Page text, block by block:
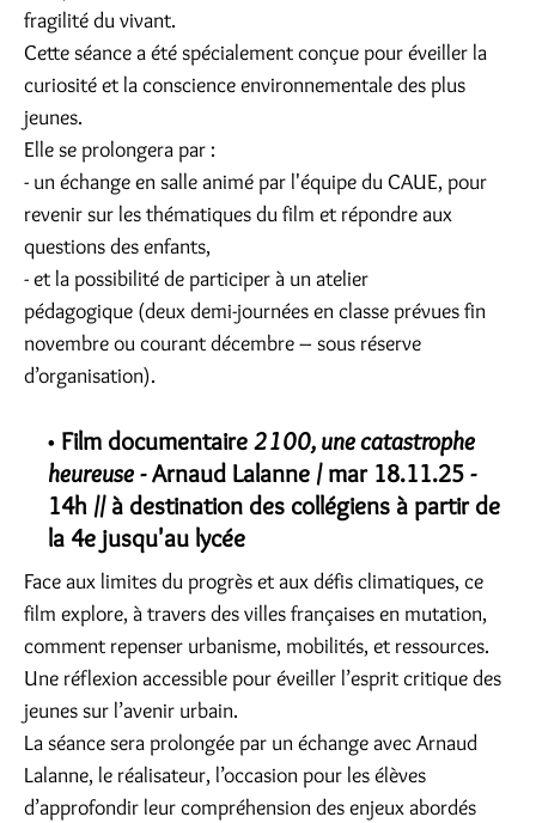
fragilité du vivant.
Cette séance a été spécialement conçue pour éveiller la
curiosité et la conscience environnementale des plus
jeunes.
Elle se prolongera par :
- un échange en salle animé par l'équipe du CAUE, pour
revenir sur les thématiques du film et répondre aux
questions des enfants,
- et la possibilité de participer à un atelier
pédagogique (deux demi-journées en classe prévues fin
novembre ou courant décembre – sous réserve
d’organisation).
Film documentaire 2100, une catastrophe
heureuse - Arnaud Lalanne / mar 18.11.25 -
14h // à destination des collégiens à partir de
la 4e jusqu'au lycée
Face aux limites du progrès et aux défis climatiques, ce
film explore, à travers des villes françaises en mutation,
comment repenser urbanisme, mobilités, et ressources.
Une réflexion accessible pour éveiller l’esprit critique des
jeunes sur l’avenir urbain.
La séance sera prolongée par un échange avec Arnaud
Lalanne, le réalisateur, l’occasion pour les élèves
d’approfondir leur compréhension des enjeux abordés